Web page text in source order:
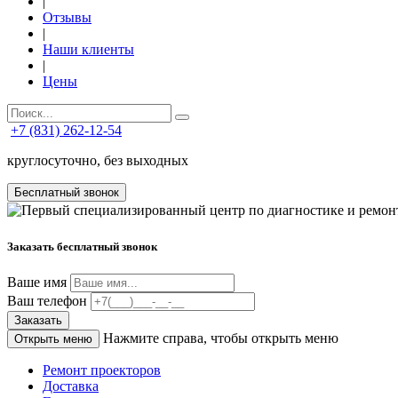
Отзывы
|
Наши клиенты
|
Цены
+7 (831) 262-12-54
круглосуточно, без выходных
Бесплатный звонок
Заказать бесплатный звонок
Ваше имя
Ваш телефон
Заказать
Открыть меню
Нажмите справа, чтобы открыть меню
Ремонт проекторов
Доставка